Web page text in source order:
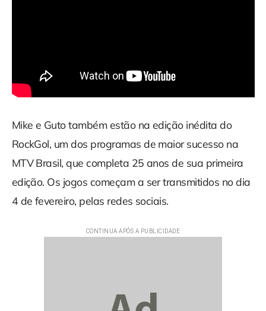
Mike e Guto também estão na edição inédita do
RockGol, um dos programas de maior sucesso na
MTV Brasil, que completa 25 anos de sua primeira
edição. Os jogos começam a ser transmitidos no dia
4 de fevereiro, pelas redes sociais.